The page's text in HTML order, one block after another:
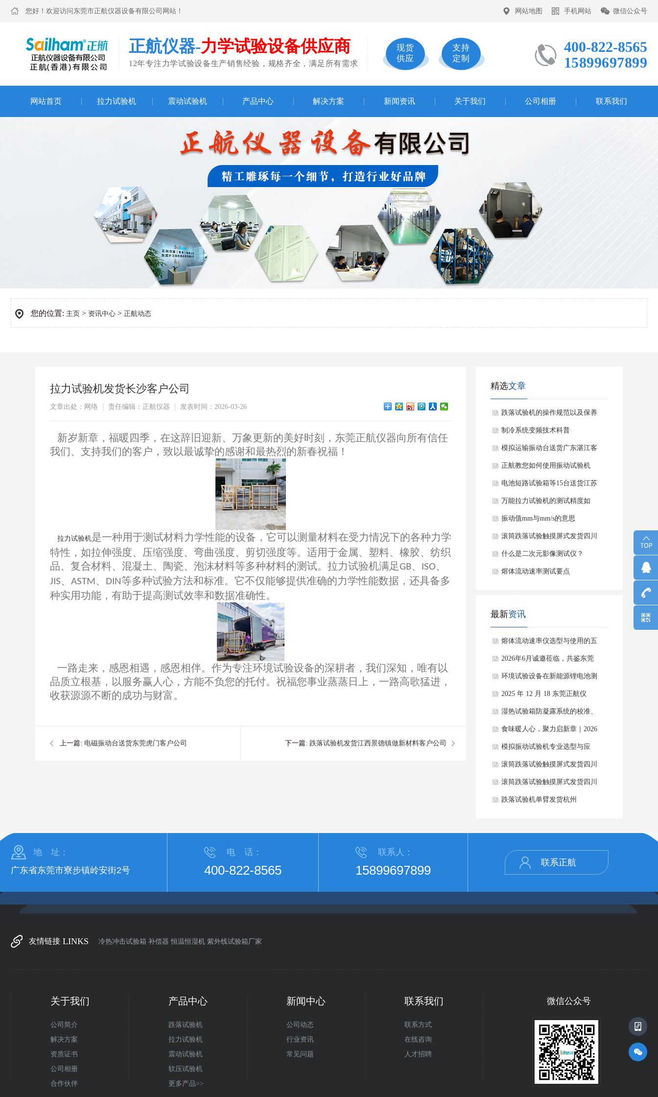
您好！欢迎访问东莞市正航仪器设备有限公司网站！ 网站地图 手机网站 微信公众号
正航仪器-力学试验设备供应商
12年专注力学试验设备生产销售经验，规格齐全，满足所有需求
现货
供应
支持
定制
400-822-8565
15899697899
网站首页 拉力试验机 震动试验机 产品中心 解决方案 新闻资讯 关于我们 公司相册 联系我们
您的位置: 主页 > 资讯中心 > 正航动态
拉力试验机发货长沙客户公司
文章出处：网络 责任编辑：正航仪器 发表时间：2026-03-26
新岁新章，福暖四季，在这辞旧迎新、万象更新的美好时刻，东莞正航仪器向所有信任
我们、支持我们的客户，致以最诚挚的感谢和最热烈的新春祝福！
拉力试验机是一种用于测试材料力学性能的设备，它可以测量材料在受力情况下的各种力学
特性，如拉伸强度、压缩强度、弯曲强度、剪切强度等。适用于金属、塑料、橡胶、纺织
品、复合材料、混凝土、陶瓷、泡沫材料等多种材料的测试。 拉力试验机满足GB、 ISO、
JIS、 ASTM 、 DIN等多种试验方法和标准。 它不仅能够提供准确的力学性能数据，还具备多
种实用功能，有助于提高测试效率和数据准确性。
一路走来，感恩相遇，感恩相伴。作为专注环境试验设备的深耕者，我们深知，唯有以
品质立根基，以服务赢人心，方能不负您的托付。祝福您事业蒸蒸日上，一路高歌猛进，
收获源源不断的成功与财富。
上一篇: 电磁振动台送货东莞虎门客户公司 下一篇: 跌落试验机发货江西景德镇做新材料客户公司
精选文章
跌落试验机的操作规范以及保养
维修
制冷系统变频技术科普
模拟运输振动台送货广东湛江客
户公司
正航教您如何使用振动试验机
电池短路试验箱等15台送货江苏
客户公司
万能拉力试验机的测试精度如
何？
振动值mm与mm/s的意思
滚筒跌落试验触摸屏式发货四川
什么是二次元影像测试仪？
熔体流动速率测试要点
最新资讯
熔体流动速率仪选型与使用的五
大技术误区
2026年6月诚邀莅临，共鉴东莞
正航品质
环境试验设备在新能源锂电池测
试中的节能需
2025 年 12 月 18 东莞正航仪
​湿热试验箱防凝露系统的校准、
验证与期间
食味暖人心，聚力启新章｜2026
年6月东
模拟振动试验机专业选型与应
用，正航仪器全
滚筒跌落试验触摸屏式发货四川
滚筒跌落试验触摸屏式发货四川
跌落试验机单臂发货杭州
地 址：
广东省东莞市寮步镇岭安街2号
电 话：
400-822-8565
联系人：
15899697899
联系正航
友情链接 LINKS 冷热冲击试验箱 补偿器 恒温恒湿机 紫外线试验箱厂家
关于我们
公司简介
解决方案
资质证书
公司相册
合作伙伴
产品中心
跌落试验机
拉力试验机
震动试验机
软压试验机
更多产品>>
新闻中心
公司动态
行业资讯
常见问题
联系我们
联系方式
在线咨询
人才招聘
微信公众号 微信公众号